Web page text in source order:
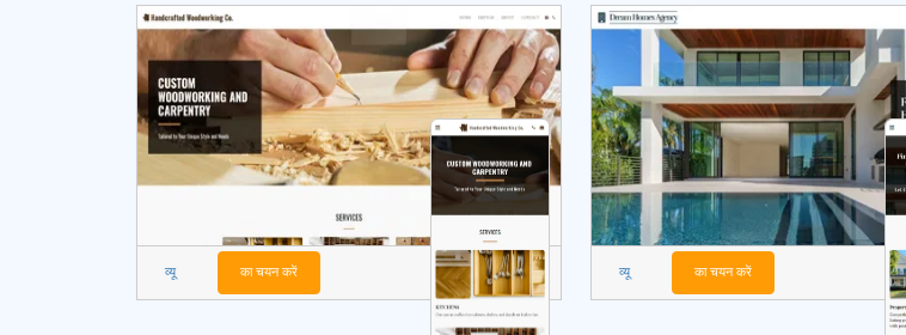
व्यू का चयन करें व्यू का चयन करें